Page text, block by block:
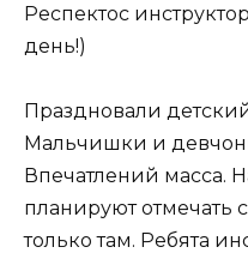
Респектос
день!)
Праздновали
Мальчишки и
Впечатлений масса.
планируют
только там. Ребята